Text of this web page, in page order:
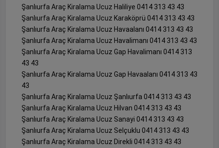
Şanlıurfa Araç Kiralama Ucuz Haliliye 0414 313 43 43
Şanlıurfa Araç Kiralama Ucuz Karaköprü 0414 313 43 43
Şanlıurfa Araç Kiralama Ucuz Havaalanı 0414 313 43 43
Şanlıurfa Araç Kiralama Ucuz Havalimanı 0414 313 43 43
Şanlıurfa Araç Kiralama Ucuz Gap Havalimanı 0414 313
43 43
Şanlıurfa Araç Kiralama Ucuz Gap Havaalanı 0414 313 43
43
Şanlıurfa Araç Kiralama Ucuz Şanlıurfa 0414 313 43 43
Şanlıurfa Araç Kiralama Ucuz Hilvan 0414 313 43 43
Şanlıurfa Araç Kiralama Ucuz Sanayi 0414 313 43 43
Şanlıurfa Araç Kiralama Ucuz Selçuklu 0414 313 43 43
Şanlıurfa Araç Kiralama Ucuz Direkli 0414 313 43 43